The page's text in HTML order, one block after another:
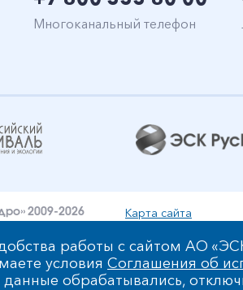
Многоканальный телефон
2009-2026
Карта сайта
и праве
персональных данных АО «ЭСК
работы с сайтом АО
условия Соглашения об
данные обрабатывались,